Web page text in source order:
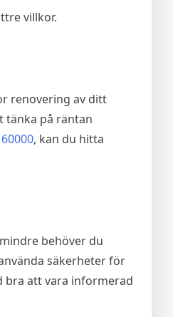
villkor.
renovering av ditt
tänka på räntan
, kan du hitta
behöver du
säkerheter för
bra att vara informerad